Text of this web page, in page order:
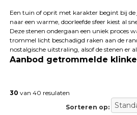
Terrastegels
Tuintegels
Stoeptegels
Buitentegels
Balkontegels
Betonklinkers
Een tuin of oprit met karakter begint bij
naar een warme, doorleefde sfeer kiest al
Deze stenen ondergaan een uniek proces
trommel licht beschadigd raken aan de
nostalgische uitstraling, alsof de stenen er
Aanbod getrommelde
30 van 40 resulaten
Sorteren op: